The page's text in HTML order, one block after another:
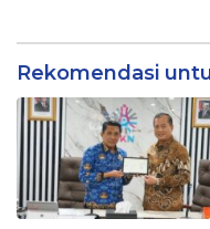
Rekomendasi